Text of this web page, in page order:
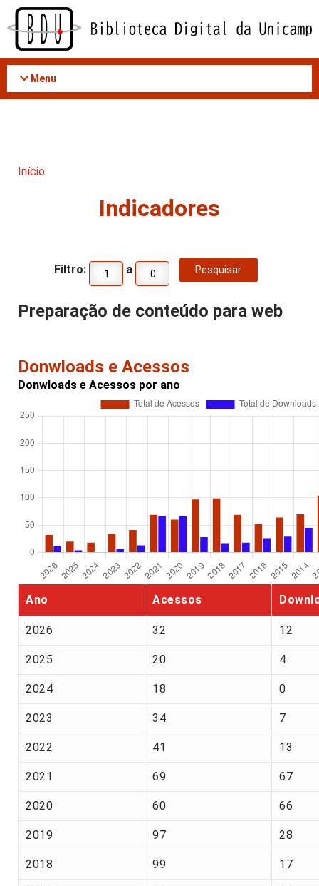
Acessar
conteúdo
Menu
Início
Indicadores
Filtro: a
Preparação de conteúdo para web
Donwloads e Acessos
Donwloads e Acessos por ano
Ano Acessos
2026 32 12
2025 20 4
2024 18 0
2023 34 7
2022 41 13
2021 69 67
2020 60 66
2019 97 28
2018 99 17